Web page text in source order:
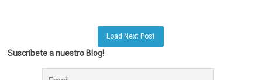
Load Next Post
Suscríbete a nuestro Blog!